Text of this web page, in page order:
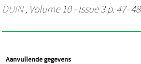
DUIN, Volume 10 - Issue 3 p. 47- 48
Aanvullende gegevens